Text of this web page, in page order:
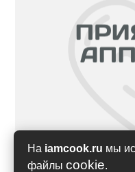
На iamcook.ru мы
файлы cookie.